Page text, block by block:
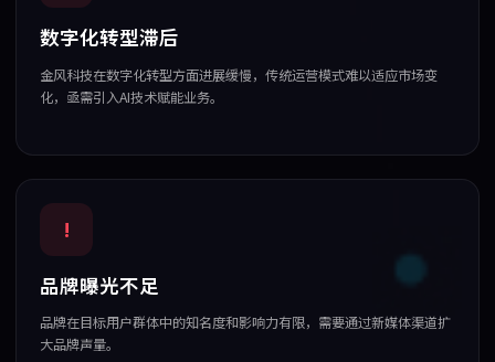
数字化转型滞后
金风科技在数字化转型方面进展缓慢，传统运营模式难以适应市场变
化，亟需引入AI技术赋能业务。
!
品牌曝光不足
品牌在目标用户群体中的知名度和影响力有限，需要通过新媒体渠道扩
大品牌声量。